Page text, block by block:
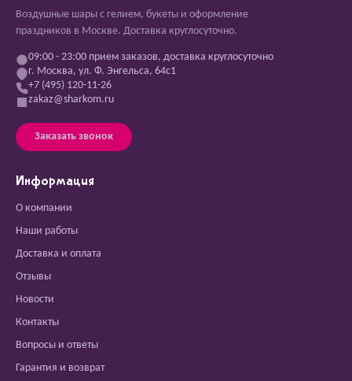
Воздушные шары с гелием, букеты и оформление
праздников в Москве. Доставка круглосуточно.
09:00 - 23:00 прием заказов, доставка круглосуточно
г. Москва, ул. Ф. Энгельса, 64с1
+7 (495) 120-11-26
zakaz@sharkom.ru
Заказать звонок
Информация
О компании
Наши работы
Доставка и оплата
Отзывы
Новости
Контакты
Вопросы и ответы
Гарантия и возврат